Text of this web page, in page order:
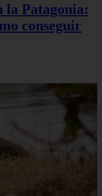
la Patagonia:
conseguir